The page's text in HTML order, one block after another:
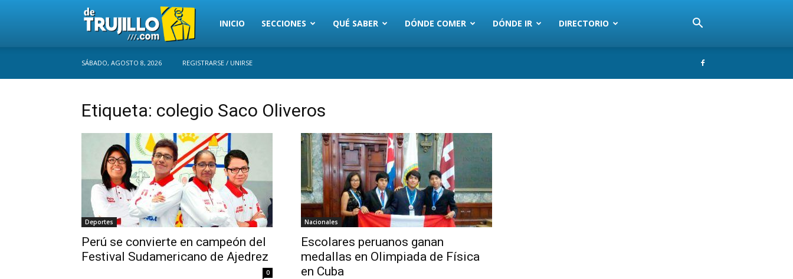
Trujillo
INICIO SECCIONES QUÉ SABER DÓNDE COMER DÓNDE IR DIRECTORIO
SÁBADO, AGOSTO 8, 2026 REGISTRARSE / UNIRSE
Etiqueta: colegio Saco Oliveros
Deportes
Perú se convierte en campeón del
Festival Sudamericano de Ajedrez
0
Nacionales
Escolares peruanos ganan
medallas en Olimpiada de Física
en Cuba